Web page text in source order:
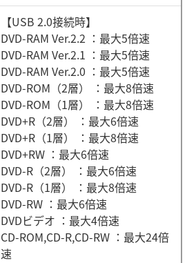
【USB 2.0接続時】
DVD-RAM Ver.2.2 ：最大5倍速
DVD-RAM Ver.2.1 ：最大5倍速
DVD-RAM Ver.2.0 ：最大5倍速
DVD-ROM（2層） ：最大8倍速
DVD-ROM（1層） ：最大8倍速
DVD+R（2層） ：最大6倍速
DVD+R（1層） ：最大8倍速
DVD+RW ：最大6倍速
DVD-R（2層） ：最大6倍速
DVD-R（1層） ：最大8倍速
DVD-RW ：最大6倍速
DVDビデオ ：最大4倍速
CD-ROM,CD-R,CD-RW ：最大24倍
速